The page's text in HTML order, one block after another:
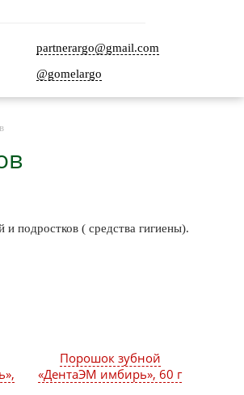
partnerargo@gmail.com
@gomelargo
подростков ( средства гигиены).
Порошок зубной
«ДентаЭМ имбирь», 60 г